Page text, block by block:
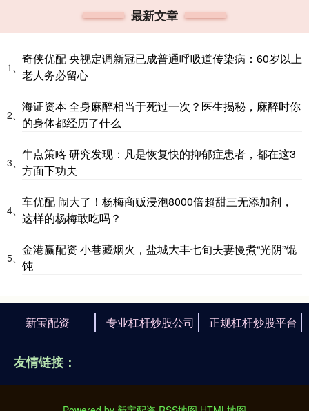
最新文章
1、
奇侠优配 央视定调新冠已成普通呼吸道传染病：60岁以上
老人务必留心
2、
海证资本 全身麻醉相当于死过一次？医生揭秘，麻醉时你
的身体都经历了什么
3、
牛点策略 研究发现：凡是恢复快的抑郁症患者，都在这3
方面下功夫
4、
车优配 闹大了！杨梅商贩浸泡8000倍超甜三无添加剂，
这样的杨梅敢吃吗？
5、
金港赢配资 小巷藏烟火，盐城大丰七旬夫妻慢煮“光阴”馄
饨
新宝配资 专业杠杆炒股公司 正规杠杆炒股平台
友情链接：